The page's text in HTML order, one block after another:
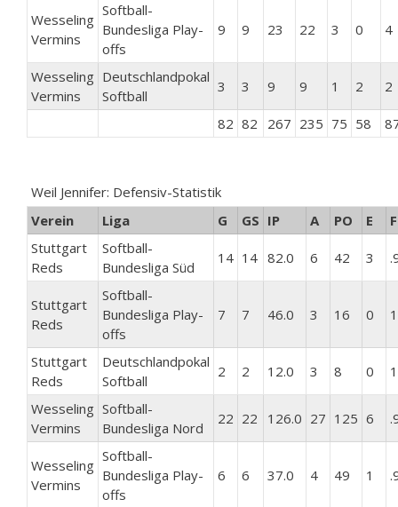
Wesseling
Vermins
Softball-
Bundesliga Play-
offs
9 9 23 22 3 0 4
Wesseling
Vermins
Deutschlandpokal
Softball
3 3 9 9 1 2 2
82 82 267 235 75 58
Weil Jennifer: Defensiv-Statistik
Verein
Liga G GS IP A PO E
Stuttgart
Reds
Softball-
Bundesliga Süd
14 14 82.0 6 42 3
Stuttgart
Reds
Softball-
Bundesliga Play-
offs
7 7 46.0 3 16 0
Stuttgart
Reds
Deutschlandpokal
Softball
2 2 12.0 3 8 0
Wesseling
Vermins
Softball-
Bundesliga Nord
22 22 126.0 27 125 6
Wesseling
Vermins
Softball-
Bundesliga Play-
offs
6 6 37.0 4 49 1